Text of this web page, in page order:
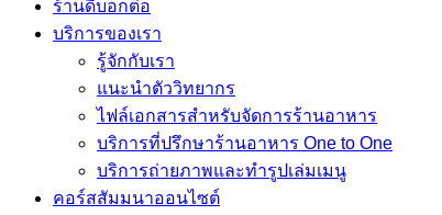
ร้านดีบอกต่อ
บริการของเรา
รู้จักกับเรา
แนะนำตัววิทยากร
ไฟล์เอกสารสำหรับจัดการร้านอาหาร
บริการที่ปรึกษาร้านอาหาร One to One
บริการถ่ายภาพและทำรูปเล่มเมนู
คอร์สสัมมนาออนไซต์